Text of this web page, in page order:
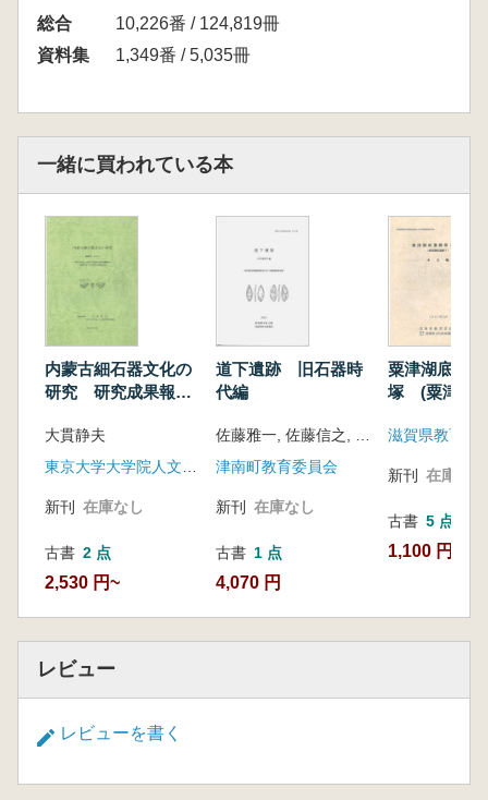
総合
10,226番 / 124,819冊
資料集
1,349番 / 5,035冊
一緒に買われている本
内蒙古細石器文化の
研究 研究成果報告
大貫静夫
東京大学大学院人文社会系研究科
新刊 在庫なし
古書 2 点
2,530 円~
道下遺跡 旧石器時
代編
佐藤雅一, 佐藤信之, 新海達也執筆 ; 津南町教育委員会, アルケリサーチ編
津南町教育委員会
新刊 在庫なし
古書 1 点
4,070 円
粟津湖底遺
塚 (粟津湖
滋賀県教育委
新刊 在庫なし
古書 5 点
1,100 円~
レビュー
レビューを書く